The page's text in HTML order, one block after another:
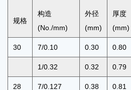
规格
构造
(No./mm)
外径
(mm)
厚度
(mm)
30 7/0.10 0.30 0.80
1/0.32 0.32 0.79
28 7/0.127 0.38 0.81